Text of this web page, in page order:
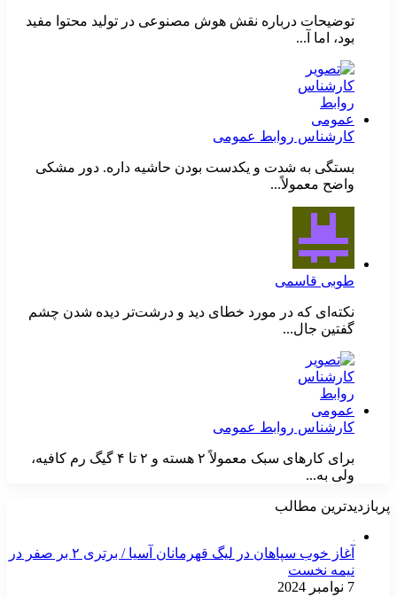
توضیحات درباره نقش هوش مصنوعی در تولید محتوا مفید
بود، اما آ...
کارشناس روابط عمومی
بستگی به شدت و یکدست بودن حاشیه داره. دور مشکی
واضح معمولاً...
طوبی قاسمی
نکته‌ای که در مورد خطای دید و درشت‌تر دیده شدن چشم
گفتین جال...
کارشناس روابط عمومی
برای کارهای سبک معمولاً ۲ هسته و ۲ تا ۴ گیگ رم کافیه،
ولی به...
پربازدیدترین مطالب
آغاز خوب سپاهان در لیگ قهرمانان آسیا / برتری ۲ بر صفر در
نیمه نخست
7 نوامبر 2024